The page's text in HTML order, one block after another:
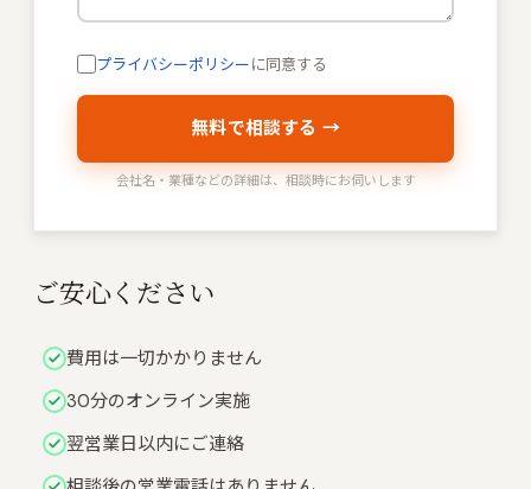
プライバシーポリシーに同意する
無料で相談する →
会社名・業種などの詳細は、相談時にお伺いします
ご安心ください
費用は一切かかりません
30分のオンライン実施
翌営業日以内にご連絡